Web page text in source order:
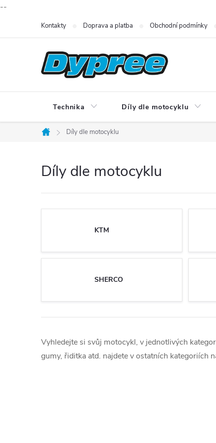
--
Kontakty Doprava a platba Obchodní podmínky
Technika Díly dle motocyklu
Domů
Díly dle motocyklu
Díly dle motocyklu
KTM
SHERCO
Vyhledejte si svůj motocykl, v jednotlivých
gumy, řiditka atd. najdete v ostatních kategoriích